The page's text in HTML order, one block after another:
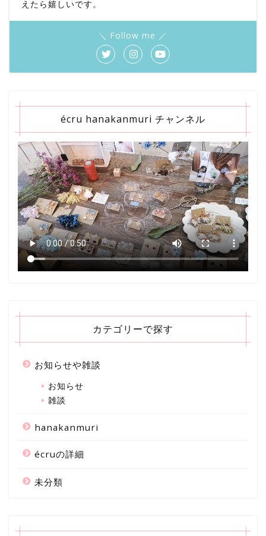
えたら嬉しいです。
＼ Follow me ／
écru hanakanmuri チャンネル
カテゴリーで探す
お知らせや雑談
お知らせ
雑談
hanakanmuri
écruの詳細
未分類